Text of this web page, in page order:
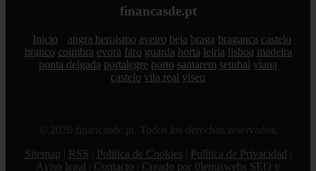
financasde.pt
Inicio angra heroismo aveiro beja braga braganca castelo
branco coimbra evora faro guarda horta leiria lisboa madeira
ponta delgada portalegre porto santarem setubal viana
castelo vila real viseu
© 2026 financasde.pt. Todos los derechos reservados.
Sitemap
RSS Política de Cookies Política de Privacidad
Aviso legal
Contacto Creado por 0lemiswebs SEO y